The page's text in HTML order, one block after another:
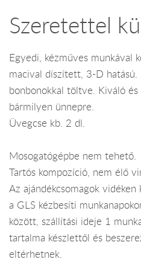
Szeretettel
Egyedi, kézműves munkával
macival díszített, 3-D
bonbonokkal töltve. Kiváló és
bármilyen ünnepre.
Üvegcse kb. 2 dl.
Mosogatógépbe nem tehető.
Tartós kompozíció, nem élő
Az ajándékcsomagok
a GLS kézbesíti
között, szállítási ideje 1
tartalma készlettől és
eltérhetnek.